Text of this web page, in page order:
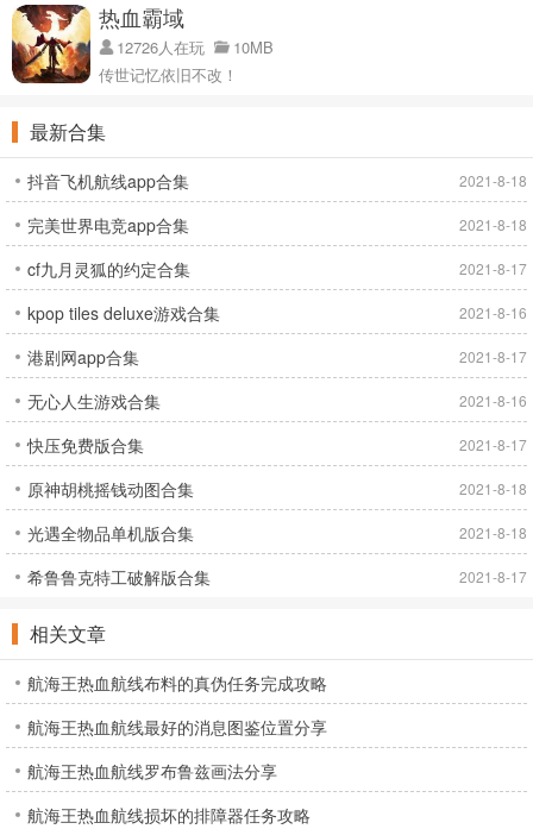
热血霸域
12726人在玩
10MB
传世记忆依旧不改！
最新合集
抖音飞机航线app合集 2021-8-18
完美世界电竞app合集 2021-8-18
cf九月灵狐的约定合集 2021-8-17
kpop tiles deluxe游戏合集 2021-8-16
港剧网app合集 2021-8-17
无心人生游戏合集 2021-8-16
快压免费版合集 2021-8-17
原神胡桃摇钱动图合集 2021-8-18
光遇全物品单机版合集 2021-8-18
希鲁鲁克特工破解版合集 2021-8-17
相关文章
航海王热血航线布料的真伪任务完成攻略
航海王热血航线最好的消息图鉴位置分享
航海王热血航线罗布鲁兹画法分享
航海王热血航线损坏的排障器任务攻略